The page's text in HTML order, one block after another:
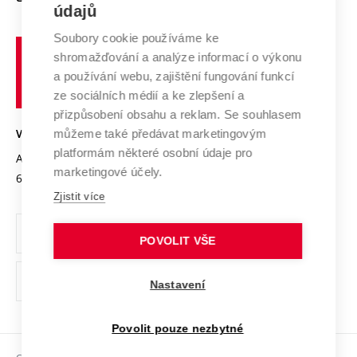
E-přihláška
Systém zajišťování kvality výzkumu
Výzkumné infrastruktury
Transfer znalostí
Open Science
Projekty
Projekty ze strukturálních fondů
Specifický výzkum
Zahraniční spolupráce
Spolupráce se školami
Mezinárodní dohody
Univerzitní sítě
Profil univerzity
Udržitelná univerzita
Podnikavá univerzita / ContriBUTe
Bezpečná univerzita
Vyznamenání
Organizační struktura
Ochrana osobních údajů
odkaz)
učení
technické
Brně
VYSOKÉ UČENÍ TECHNICKÉ V BRNĚ
Antonínská 548/1
602 00 Brno
www.vut.cz
vut@vutbr.cz
údajů
Soubory cookie používáme ke
shromažďování a analýze informací o výkonu
a používání webu, zajištění fungování funkcí
ze sociálních médií a ke zlepšení a
přizpůsobení obsahu a reklam. Se souhlasem
můžeme také předávat marketingovým
platformám některé osobní údaje pro
marketingové účely.
Zjistit více
POVOLIT VŠE
Nastavení
Povolit pouze nezbytné